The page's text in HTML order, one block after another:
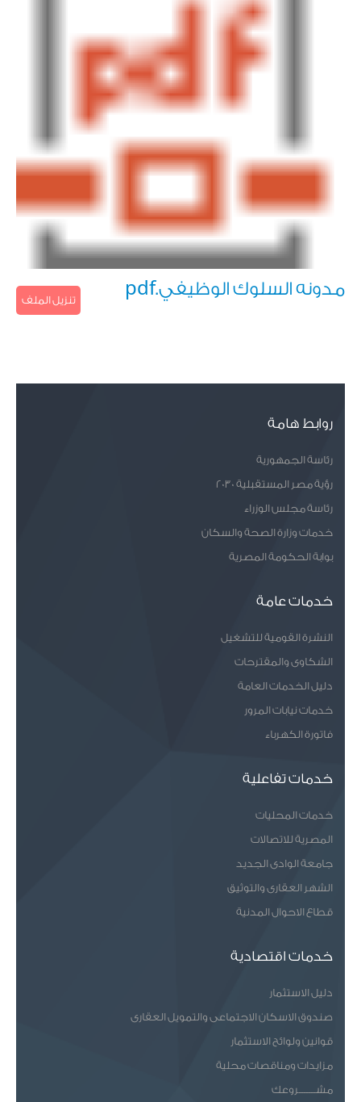
مدونه السلوك الوظيفي.pdf
تنزيل الملف
روابط هامة
رئاسة الجمهورية
رؤية مصر المستقبلية 2030
رئاسة مجلس الوزراء
خدمات وزارة الصحة والسكان
بوابة الحكومة المصرية
خدمات عامة
النشرة القومية للتشغيل
الشكاوى والمقترحات
دليل الخدمات العامة
خدمات نيابات المرور
فاتورة الكهرباء
خدمات تفاعلية
خدمات المحليات
المصرية للاتصالات
جامعة الوادى الجديد
الشهر العقارى والتوثيق
قطاع الاحوال المدنية
خدمات اقتصادية
دليل الاستثمار
صندوق الاسكان الاجتماعى والتمويل العقارى
قوانين ولوائح الاستثمار
مزايدات ومناقصات محلية
مشـــــــروعك